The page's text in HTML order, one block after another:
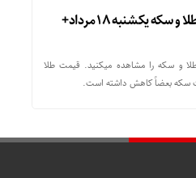
قیمت طلا و سکه یکشنبه 18 مرداد+
و سکه را مشاهده میکنید. قیمت‌ طلا
سکه بعضاً کاهش داشته است.